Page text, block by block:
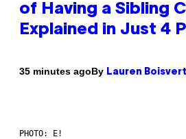
of Having a Sibling
Explained in Just 4
35 minutes agoBy Lauren Boisvert
PHOTO: E!